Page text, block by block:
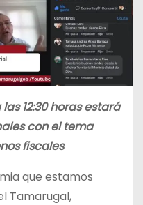
12:30 horas estará
con el tema
fiscales
que estamos
Tamarugal,